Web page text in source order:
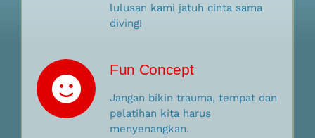
lulusan kami jatuh cinta sama
diving!
Fun Concept
Jangan bikin trauma, tempat dan
pelatihan kita harus
menyenangkan.